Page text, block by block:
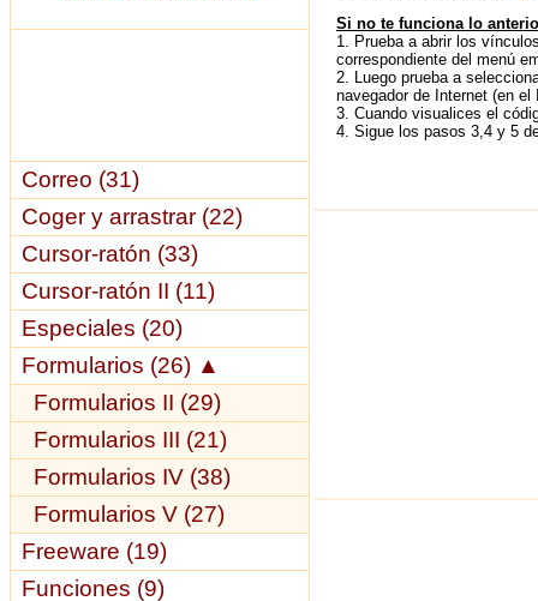
Correo (31)
Coger y arrastrar (22)
Cursor-ratón (33)
Cursor-ratón II (11)
Especiales (20)
Formularios (26) ▲
Formularios II (29)
Formularios III (21)
Formularios IV (38)
Formularios V (27)
Freeware (19)
Funciones (9)
Si no te funciona lo
1. Prueba a abrir los
correspondiente del menú
2. Luego prueba a
navegador de Internet (en
3. Cuando visualices el
4. Sigue los pasos 3,4 y 5